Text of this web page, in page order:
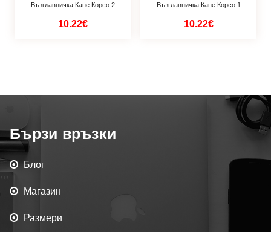
Възглавничка Кане Корсо 2
10.22€
Възглавничка Кане Корсо 1
10.22€
Бързи връзки
Блог
Магазин
Размери